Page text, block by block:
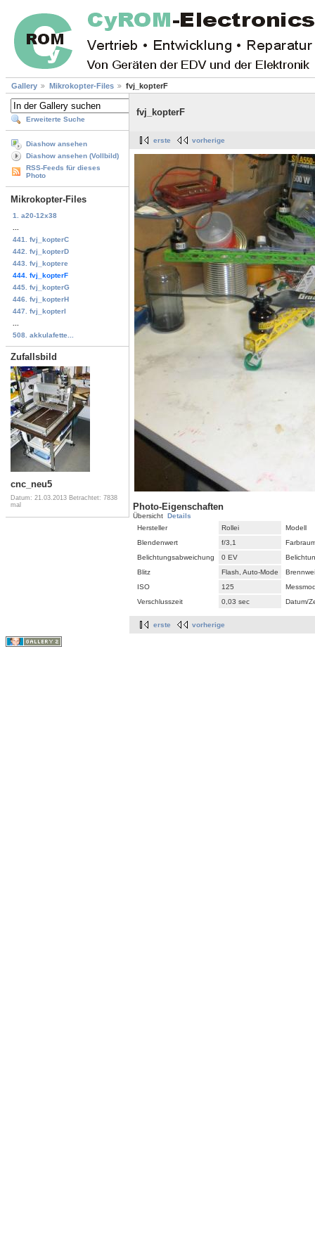
Gallery Mikrokopter-Files fvj_kopterF
Erweiterte Suche
Diashow ansehen
Diashow ansehen (Vollbild)
RSS-Feeds für dieses
Photo
Mikrokopter-Files
1. a20-12x38
441. fvj_kopterC
442. fvj_kopterD
443. fvj_koptere
444. fvj_kopterF
445. fvj_kopterG
446. fvj_kopterH
447. fvj_kopterI
508. akkulafette...
Zufallsbild
cnc_neu5
Datum: 21.03.2013 Betrachtet: 7838
mal
fvj_kopterF
erste vorherige
Photo-Eigenschaften
Übersicht Details
Hersteller
Rollei
Modell
Blendenwert
f/3,1
Belichtungsabweichung
0 EV
Blitz
Flash, Auto-Mode
ISO
125
Verschlusszeit
0,03 sec Datum/
erste vorherige